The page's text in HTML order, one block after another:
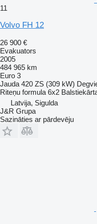
11
Volvo FH 12
26 900 €
Evakuators
2005
484 965 km
Euro 3
Jauda 420 ZS (309 kW)
Riteņu formula 6x2
Latvija, Sigulda
J&R Grupa
Sazināties ar pārdevēju